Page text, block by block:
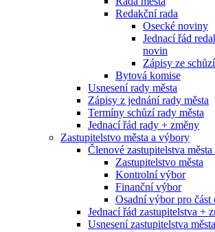
Redakční rada
Osecké noviny
Jednací řád
novin
Zápisy ze
Bytová komise
Usnesení rady města
Zápisy z jednání rady města
Termíny schůzí rady města
Jednací řád rady + změny
Zastupitelstvo města a výbory
Členové zastupitelstva
Zastupitelstvo města
Kontrolní výbor
Finanční výbor
Osadní výbor pro
Jednací řád zastupitelstva +
Usnesení zastupitelstva města